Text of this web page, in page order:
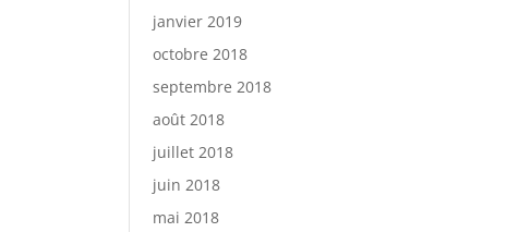
janvier 2019
octobre 2018
septembre 2018
août 2018
juillet 2018
juin 2018
mai 2018